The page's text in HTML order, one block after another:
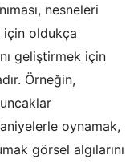
nesneleri
için oldukça
geliştirmek için
Örneğin,
oynamak,
görsel algılarını